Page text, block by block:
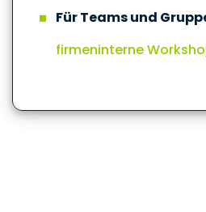
Für Teams und
firmeninterne